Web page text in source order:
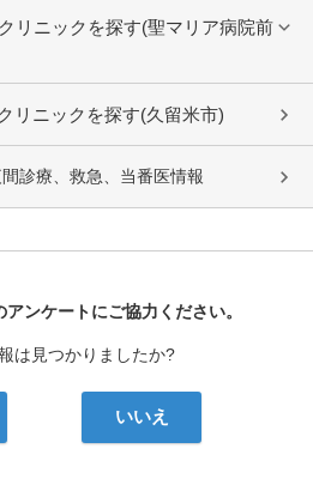
リニックを探す(聖マリア病院前
リニックを探す(久留米市)
診療、救急、当番医情報
アンケートにご協力ください。
は見つかりましたか?
いいえ